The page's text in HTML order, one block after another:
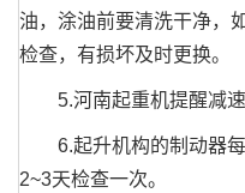
油，涂油前要清洗干净，
检查，有损坏及时更换。
5.河南起重机提醒减速
6.起升机构的制动器每
2~3天检查一次。